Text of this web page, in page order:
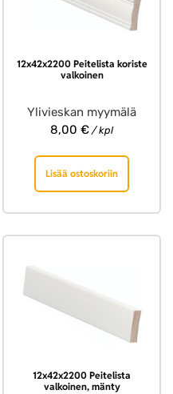
12x42x2200 Peitelista koriste
valkoinen
Ylivieskan myymälä
8,00 € / kpl
Lisää ostoskoriin
12x42x2200 Peitelista
valkoinen, mänty